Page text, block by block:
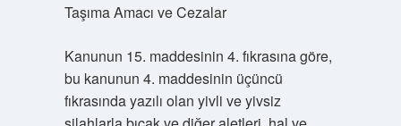
Taşıma Amacı ve Cezalar
Kanunun 15. maddesinin 4. fıkrasına göre,
bu kanunun 4. maddesinin üçüncü
fıkrasında yazılı olan yivli ve yivsiz